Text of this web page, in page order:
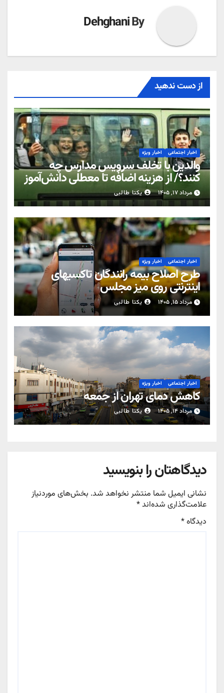
By
Dehghani
از دست ندهید
اخبار اجتماعی اخبار ویژه
والدین با تخلف سرویس مدارس چه
کنند؟/ از هزینه اضافه تا معطلی دانش‌آموز
مرداد ۱۷, ۱۴۰۵ یکتا طالبی
اخبار اجتماعی اخبار ویژه
طرح اصلاح بیمه رانندگان تاکسیهای
اینترنتی روی میز مجلس
مرداد ۱۵, ۱۴۰۵ یکتا طالبی
اخبار اجتماعی اخبار ویژه
کاهش دمای تهران از جمعه
مرداد ۱۴, ۱۴۰۵ یکتا طالبی
دیدگاهتان را بنویسید
نشانی ایمیل شما منتشر نخواهد شد. بخش‌های موردنیاز
علامت‌گذاری شده‌اند*
دیدگاه*